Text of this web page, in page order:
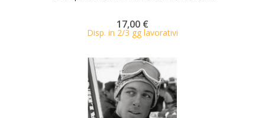
17,00 €
Disp. in 2/3 gg lavorativi